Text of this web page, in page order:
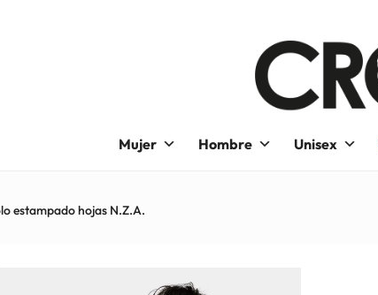
Mujer Hombre Unisex
estampado hojas N.Z.A.